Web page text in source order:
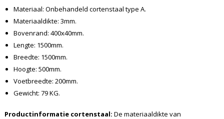
Materiaal: Onbehandeld cortenstaal type A.
Materiaaldikte: 3mm.
Bovenrand: 400x40mm.
Lengte: 1500mm.
Breedte: 1500mm.
Hoogte: 500mm.
Voetbreedte: 200mm.
Gewicht: 79 KG.
Productinformatie cortenstaal: De materiaaldikte van